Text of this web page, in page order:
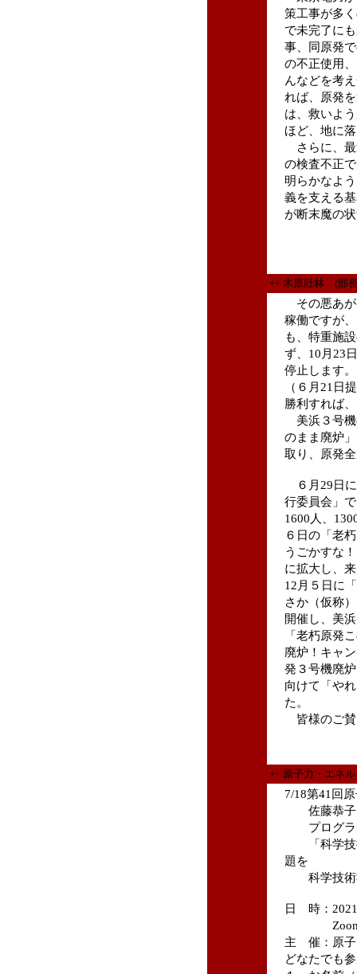
策工事が多
で未完了に
事、同原発
の不正使用
んなどを考
れば、原発
は、救いよ
ほど、地に
さらに、最
の検査不正
明らかなよ
義を支える
が断末魔の
++ 木原壯林 (部
その悪あが
稼働ですが
も、特重施
ず、10月23
停止します
（６月21日
勝利すれば
美浜３号機
のまま廃炉
取り、原発
６月29日に
行委員会」
1600人、
６日の「老
うごかすな
に拡大し、
12月５日に
さか（仮称
開催し、美
「老朽原発
廃炉！キャ
発３号機廃
向けて「や
た。
皆様のご賛
++ 原子力・エネ
7/18第41回
佐藤恭子
プログラ
「科学技
題を
科学技術
日 時：2021
Zoomで
主 催：原子
どなたでも